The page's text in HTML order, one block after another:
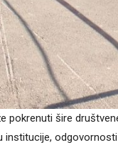
pokrenuti šire
institucije,